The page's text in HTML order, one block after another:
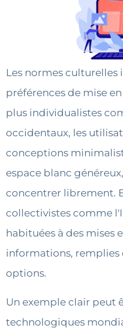
Les normes culturelles
préférences de mise
plus individualistes
occidentaux, les
conceptions
espace blanc
concentrer librement.
collectivistes comme
habituées à des mises
informations, remplies
options.
Un exemple clair peut
technologiques